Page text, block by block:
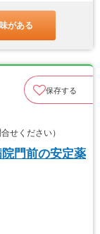
がある
保存する
せください）
院門前の安定薬